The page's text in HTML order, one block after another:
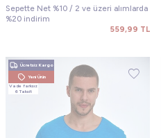
Sepette Net %10 / 2 ve üzeri alımlarda
%20 indirim
559,99 TL
Ücretsiz Kargo
Yeni Ürün
Vade farksız
6 Taksit